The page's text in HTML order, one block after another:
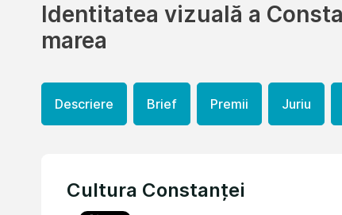
Identitatea vizuală a
marea
Descriere Brief Premii Juriu
Cultura Constanței